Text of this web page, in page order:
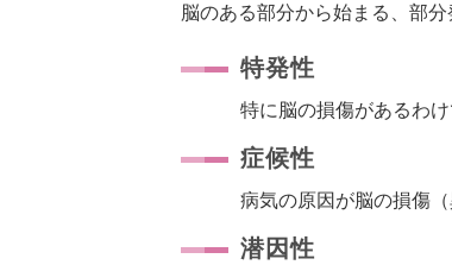
脳のある部分から始まる、部分
特発性
特に脳の損傷があるわ
症候性
病気の原因が脳の損傷
潜因性